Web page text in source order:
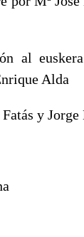
al
Alda
y Jorge